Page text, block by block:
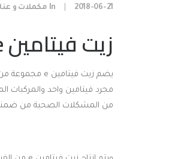
2018-06-21
In مكملات و
زيت فيتامين e
يضم زيت فيتامين e مجموعة من الفيتامينات التي
مجرد فيتامين واحد والمركبات
من المشكلات الصحية من